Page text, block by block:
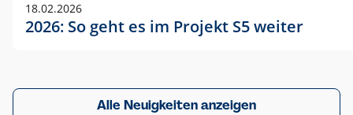
18.02.2026
2026: So geht es im Projekt S5 weiter
Alle Neuigkeiten anzeigen